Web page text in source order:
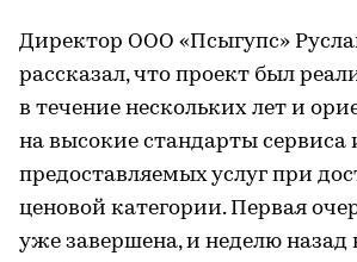
Директор ООО «Псыгупс»
рассказал, что проект был
в течение нескольких лет и
на высокие стандарты сервиса
предоставляемых услуг при
ценовой категории. Первая
уже завершена, и неделю назад